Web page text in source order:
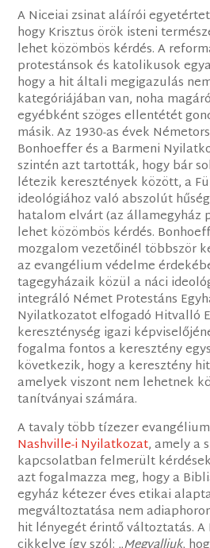
A Niceiai zsinat aláírói
hogy Krisztus örök isteni
lehet közömbös kérdés. A
protestánsok és katolikusok
hogy a hit általi megigazulás
kategóriájában van, noha
egyébként szöges ellentétét
másik. Az 1930-as évek
Bonhoeffer és a Barmeni
szintén azt tartották, hogy bár
létezik keresztények között, a
ideológiához való abszolút
hatalom elvárt (az államegyház
lehet közömbös kérdés.
mozgalom vezetőinél többször
az evangélium védelme
tagegyházaik közül a náci
integráló Német Protestáns
Nyilatkozatot elfogadó Hitvalló
kereszténység igazi
fogalma fontos a keresztény
következik, hogy a keresztény
amelyek viszont nem lehetnek
tanítványai számára.
A tavaly több tízezer
Nashville-i Nyilatkozat, amely a
kapcsolatban felmerült
azt fogalmazza meg, hogy a
egyház kétezer éves etikai
megváltoztatása nem
hit lényegét érintő változtatás.